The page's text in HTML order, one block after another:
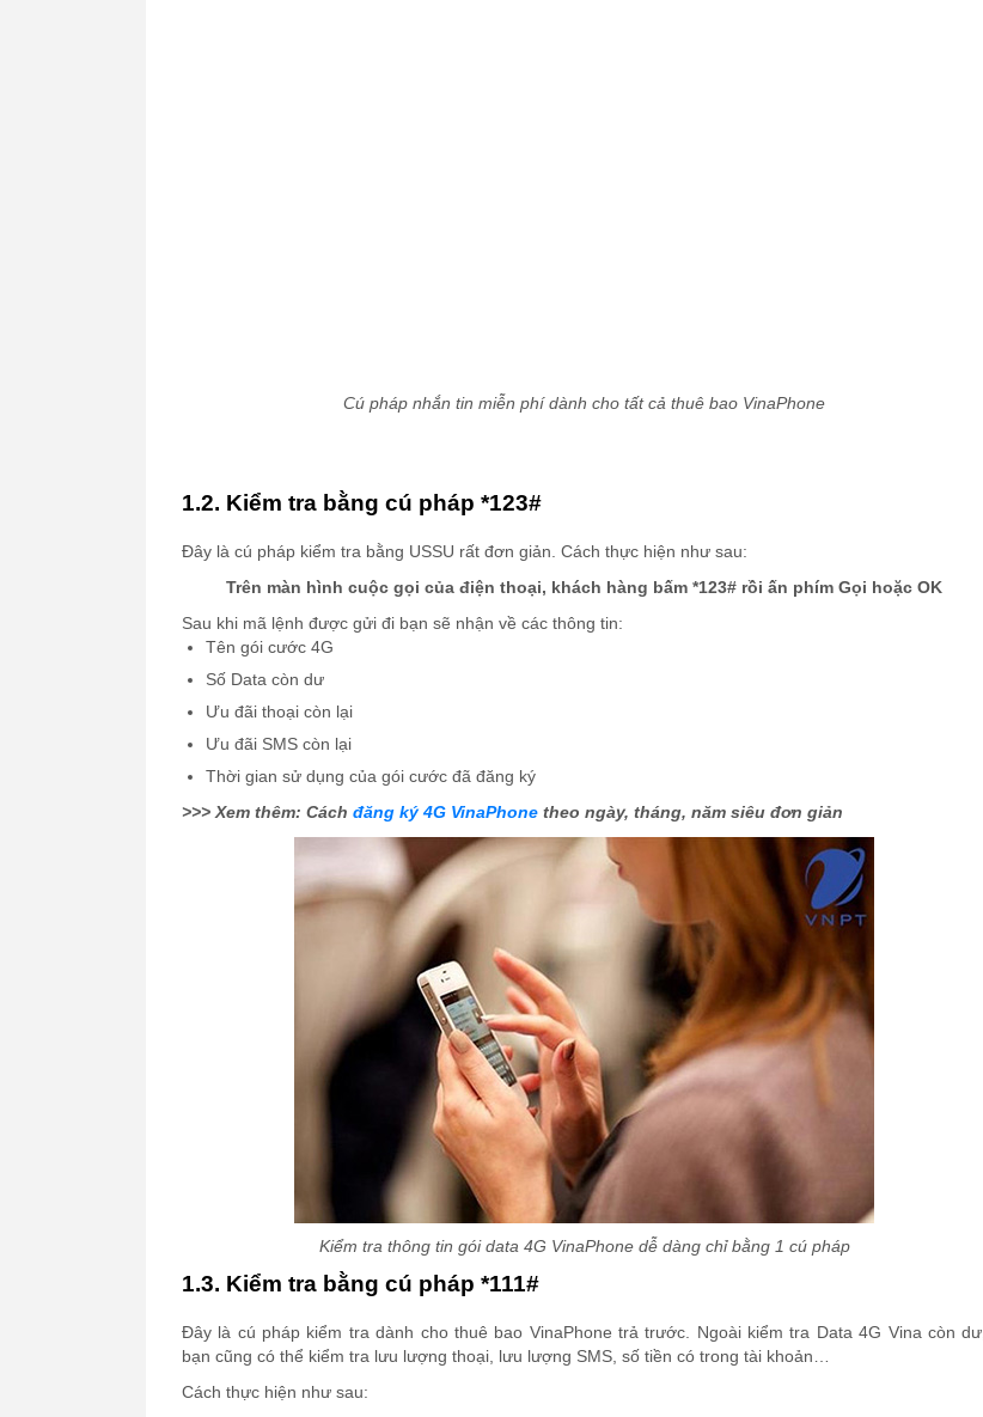
Cú pháp nhắn tin miễn phí dành cho tất cả thuê bao VinaPhone
1.2. Kiểm tra bằng cú pháp *123#
Đây là cú pháp kiểm tra bằng USSU rất đơn giản. Cách thực hiện như sau:
Trên màn hình cuộc gọi của điện thoại, khách hàng bấm *123# rồi ấn phím Gọi hoặc OK
Sau khi mã lệnh được gửi đi bạn sẽ nhận về các thông tin:
Tên gói cước 4G
Số Data còn dư
Ưu đãi thoại còn lại
Ưu đãi SMS còn lại
Thời gian sử dụng của gói cước đã đăng ký
>>> Xem thêm: Cách đăng ký 4G VinaPhone theo ngày, tháng, năm siêu đơn giản
Kiểm tra thông tin gói data 4G VinaPhone dễ dàng chỉ bằng 1 cú pháp
1.3. Kiểm tra bằng cú pháp *111#
Đây là cú pháp kiểm tra dành cho thuê bao VinaPhone trả trước. Ngoài kiểm tra Data 4G Vina còn dư,
bạn cũng có thể kiểm tra lưu lượng thoại, lưu lượng SMS, số tiền có trong tài khoản…
Cách thực hiện như sau: